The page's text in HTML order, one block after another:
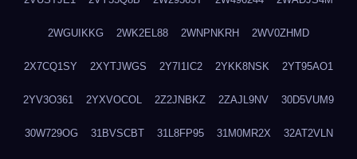
2WGUIKKG 2WK2EL88 2WNPNKRH 2WV0ZHMD
2X7CQ1SY 2XYTJWGS 2Y7I1IC2 2YKK8NSK 2YT95AO1
2YV3O361 2YXVOCOL 2Z2JNBKZ 2ZAJL9NV 30D5VUM9
30W729OG 31BVSCBT 31L8FP95 31M0MR2X 32AT2VLN